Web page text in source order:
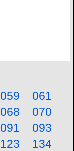
059
061
068
070
091
093
123
134